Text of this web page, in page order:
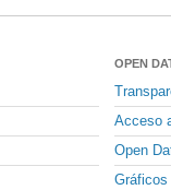
OPEN
Acceso
Open
Gráficos